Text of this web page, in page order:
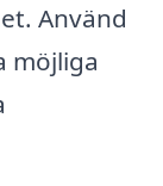
Använd
möjliga